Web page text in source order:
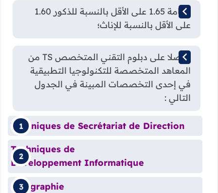
القامة 1.65 على الأقل بالنسبة للذكور 1.60
على الأقل بالنسبة للإناث؛
حاصلا على دبلوم التقني المتخصص TS من
المعاهد المتخصصة للتكنولوجيا التطبيقية
في إحدى التخصصات المبينة في الجدول
التالي :
Techniques de Secrétariat de Direction
Techniques de
Développement Informatique
Infographie